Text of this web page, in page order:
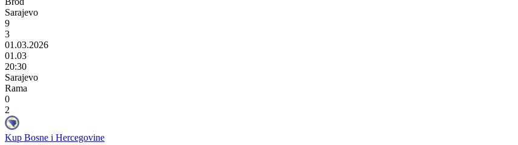
Sarajevo
9
3
01.03.2026
01.03
20:30
Sarajevo
Rama
0
2
Kup Bosne i Hercegovine